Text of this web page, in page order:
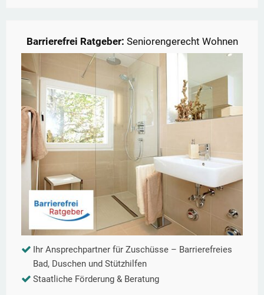
Barrierefrei Ratgeber: Seniorengerecht Wohnen
Ihr Ansprechpartner für Zuschüsse – Barrierefreies
Bad, Duschen und Stützhilfen
Staatliche Förderung & Beratung